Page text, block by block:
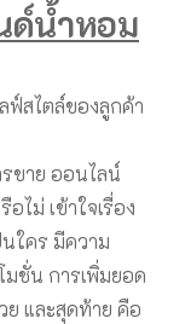
ด์น้ำหอม
ฟ์สไตล์ของลูกค้า
รขาย ออนไลน์
ไม่ เข้าใจเรื่อง
ใคร มีความ
มชั่น การเพิ่มยอด
ย และสุดท้าย คือ